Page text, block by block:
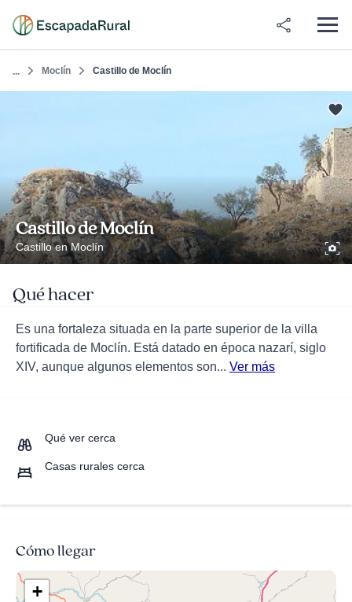
... Moclín Castillo de Moclín
Castillo de Moclín
Castillo en Moclín
Qué hacer
Es una fortaleza situada en la parte superior de la villa
fortificada de Moclín. Está datado en época nazarí, siglo
XIV, aunque algunos elementos son... Ver más
Qué ver cerca
Casas rurales cerca
Cómo llegar
+